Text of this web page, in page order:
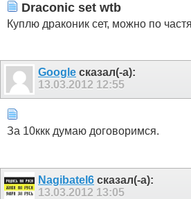
Draconic set wtb
Куплю драконик сет, можно по
Google сказал(-а):
13.03.2012 12:55
За 10ккк думаю договоримся.
Nagibatel6 сказал(-а):
13.03.2012 13:05